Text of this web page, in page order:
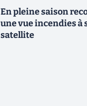
En pleine saison
une vue incendies à
satellite